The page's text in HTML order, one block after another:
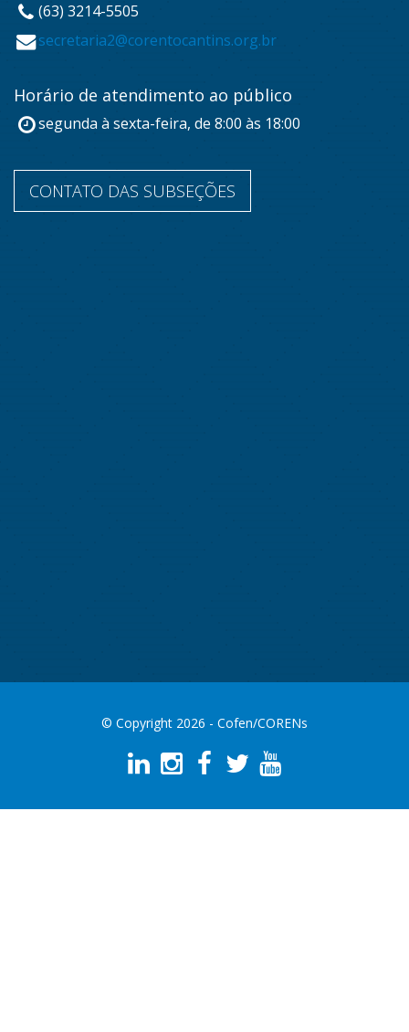
(63) 3214-5505
secretaria2@corentocantins.org.br
Horário de atendimento ao público
segunda à sexta-feira, de 8:00 às 18:00
CONTATO DAS SUBSEÇÕES
© Copyright 2026 - Cofen/CORENs